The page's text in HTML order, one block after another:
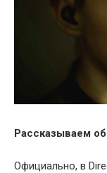
Рассказываем
Официально, в